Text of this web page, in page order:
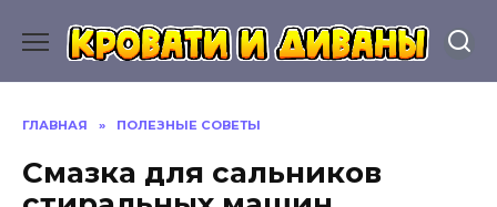
содержанию
ГЛАВНАЯ » ПОЛЕЗНЫЕ СОВЕТЫ
Смазка для сальников